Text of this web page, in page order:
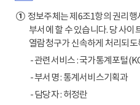
①정보주체는 제6조1항의 권리행
부서에 할 수 있습니다. 당 사
열람청구가 신속하게 처리되
- 관련서비스 : 국가통계포털
- 부서명 : 통계서비스기획과
- 담당자 : 허정란